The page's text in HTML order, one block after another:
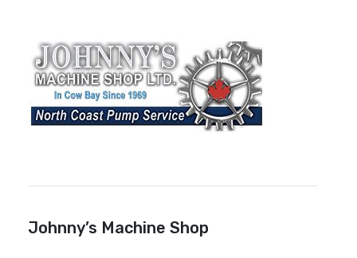
Johnny’s Machine Shop